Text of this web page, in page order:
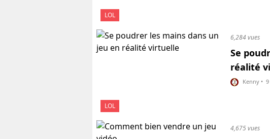
LOL
LOL
6,284 vues
Se
réalité
Kenny •
4,675 vues